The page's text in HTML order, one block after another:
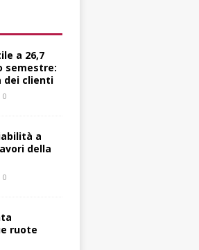
a 26,7
semestre:
dei clienti
0
a
della
0
ruote